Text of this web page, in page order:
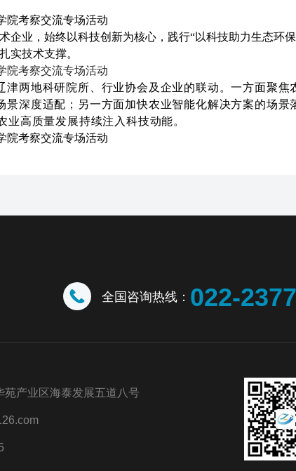
企业，始终以科技创新为核心，践行“以科技助力生态环
实技术支撑。
津两地科研院所、行业协会及企业的联动。一方面聚焦
深度适配；另一方面加快农业智能化解决方案的场景
高质量发展持续注入科技动能。
全国咨询热线： 022-
苑产业区海泰发展五道八号